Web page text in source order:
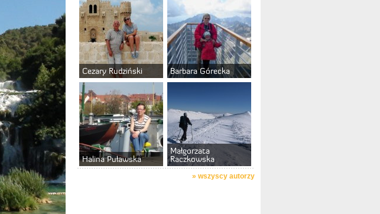
Cezary Rudziński Barbara Górecka
Halina Puławska
Małgorzata
Raczkowska
» wszyscy autorzy